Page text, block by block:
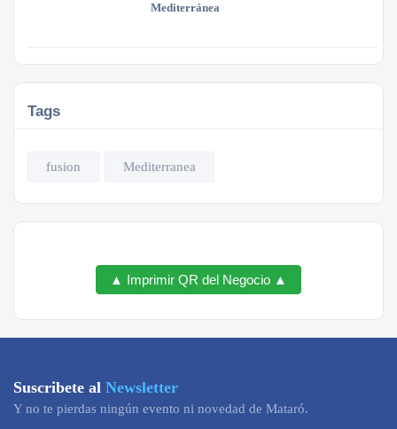
Mediterránea
Tags
fusion Mediterranea
▲ Imprimir QR del Negocio ▲
Suscribete al Newsletter
Y no te pierdas ningún evento ni novedad de Mataró.